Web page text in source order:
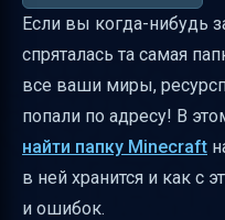
Что хранится в
нужно
Как установить
Где найти
Резервное
.minecraft
Если вы когда-нибудь
спряталась та самая
все ваши миры,
попали по адресу! В
найти папку Minecraft
в ней хранится и как с
и ошибок.